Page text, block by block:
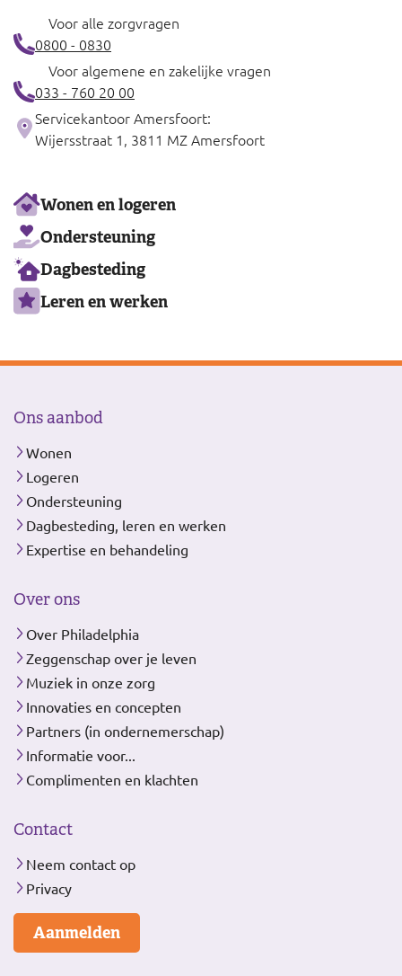
Voor alle zorgvragen
0800 - 0830
Voor algemene en zakelijke vragen
033 - 760 20 00
Servicekantoor Amersfoort:
Wijersstraat 1, 3811 MZ Amersfoort
Ons
aanbod
Wonen en logeren
Ondersteuning
Dagbesteding
Leren en werken
Ons aanbod
Wonen
Logeren
Ondersteuning
Dagbesteding, leren en werken
Expertise en behandeling
Over ons
Over Philadelphia
Zeggenschap over je leven
Muziek in onze zorg
Innovaties en concepten
Partners (in ondernemerschap)
Informatie voor...
Complimenten en klachten
Contact
Neem contact op
Privacy
Aanmelden